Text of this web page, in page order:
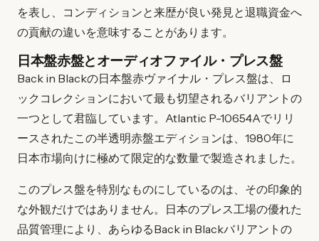
を表し、コンディションと来歴が良い発見と退職資金へ
の貢献の違いを意味することがあります。
日本盤赤盤とオーディオファイル・プレス盤
Back in Blackの日本盤赤ヴァイナル・プレス盤は、ロ
ックコレクションにおいて最も切望されるバリアントの
一つとして君臨しています。Atlantic P-10654Aでリリ
ースされたこの半透明赤盤エディションは、1980年に
日本市場向けに極めて限定的な数量で製造されました。
このプレス盤を特別なものにしているのは、その印象的
な外観だけではありません。日本のプレス工場の優れた
品質管理により、あらゆるBack in Blackバリアントの